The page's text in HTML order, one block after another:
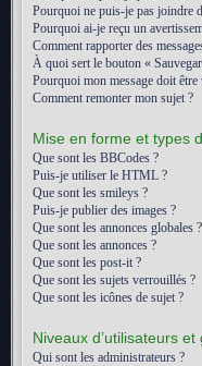
Pourquoi ne puis-je pas joindre
Pourquoi ai-je reçu un
Comment rapporter des
À quoi sert le bouton «
Pourquoi mon message doit être
Comment remonter mon sujet ?
Mise en forme et types
Que sont les BBCodes ?
Puis-je utiliser le HTML ?
Que sont les smileys ?
Puis-je publier des images ?
Que sont les annonces globales ?
Que sont les annonces ?
Que sont les post-it ?
Que sont les sujets verrouillés ?
Que sont les icônes de sujet ?
Niveaux d’utilisateurs et
Qui sont les administrateurs ?